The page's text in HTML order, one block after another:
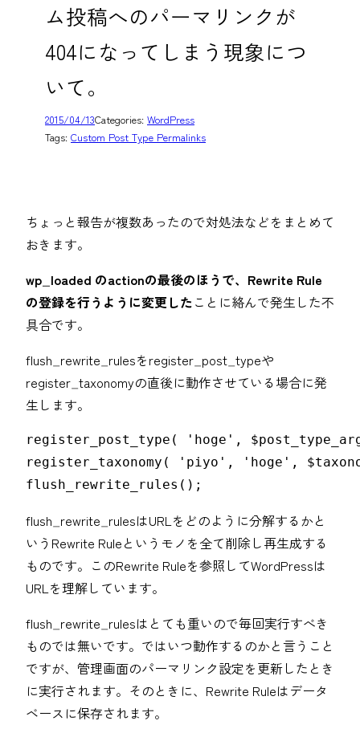
ム投稿へのパーマリンクが
404になってしまう現象につ
いて。
2015/04/13Categories: WordPress
Tags: Custom Post Type Permalinks
ちょっと報告が複数あったので対処法などをまとめて
おきます。
wp_loaded のactionの最後のほうで、Rewrite Rule
の登録を行うように変更したことに絡んで発生した不
具合です。
flush_rewrite_rulesをregister_post_typeや
register_taxonomyの直後に動作させている場合に発
生します。
register_post_type( 'hoge',
register_taxonomy( 'piyo', 'hoge',
flush_rewrite_rules();
flush_rewrite_rulesはURLをどのように分解するかと
いうRewrite Ruleというモノを全て削除し再生成する
ものです。このRewrite Ruleを参照してWordPressは
URLを理解しています。
flush_rewrite_rulesはとても重いので毎回実行すべき
ものでは無いです。ではいつ動作するのかと言うこと
ですが、管理画面のパーマリンク設定を更新したとき
に実行されます。そのときに、Rewrite Ruleはデータ
ベースに保存されます。